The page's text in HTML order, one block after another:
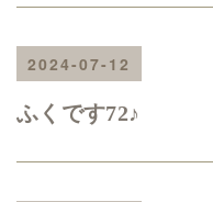
2024-07-12
ふくです72♪